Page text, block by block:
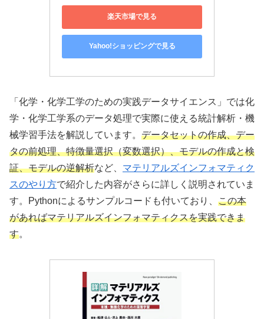
楽天市場で見る
Yahoo!ショッピングで見る
「化学・化学工学のための実践データサイエンス」では化
学・化学工学系のデータ処理で実際に使える統計解析・機
械学習手法を解説しています。 データセットの作成、デー
タの前処理、特徴量選択（変数選択）、モデルの作成と検
証、モデルの逆解析など、 マテリアルズインフォマティク
スのやり方で紹介した内容がさらに詳しく説明されていま
す。Pythonによるサンプルコードも付いており、 この本
があればマテリアルズインフォマティクスを実践できま
す。